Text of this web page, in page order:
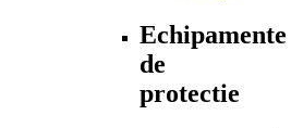
Echipamente
de
protectie